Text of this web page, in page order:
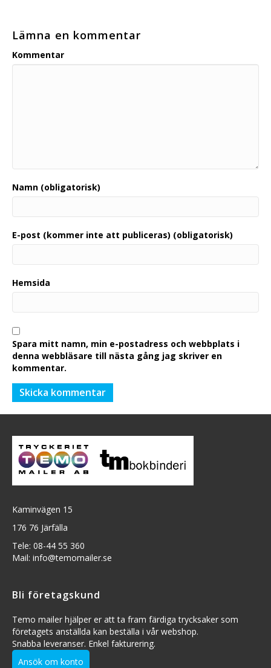
Lämna en kommentar
Kommentar
Namn (obligatorisk)
E-post (kommer inte att publiceras) (obligatorisk)
Hemsida
Spara mitt namn, min e-postadress och webbplats i
denna webbläsare till nästa gång jag skriver en
kommentar.
Kaminvägen 15
176 76 Järfälla
Tele: 08-44 55 360
Mail: info@temomailer.se
Bli företagskund
Temo mailer hjälper er att ta fram färdiga trycksaker som
företagets anställda kan beställa i vår webshop.
Snabba leveranser. Enkel fakturering.
Ansök om konto